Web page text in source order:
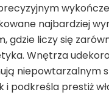
najbardziej
gdzie liczy się
Wnętrza
niepowtarzalnym
i podkreśla prestiż